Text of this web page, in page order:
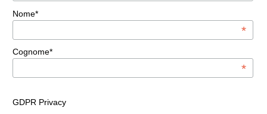
Nome*
*
Cognome*
*
GDPR Privacy